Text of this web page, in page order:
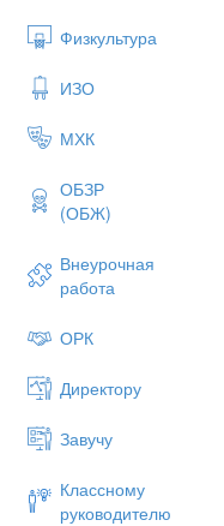
Физкультура
ИЗО
МХК
ОБЗР
(ОБЖ)
Внеурочная
работа
ОРК
Директору
Завучу
Классному
руководителю